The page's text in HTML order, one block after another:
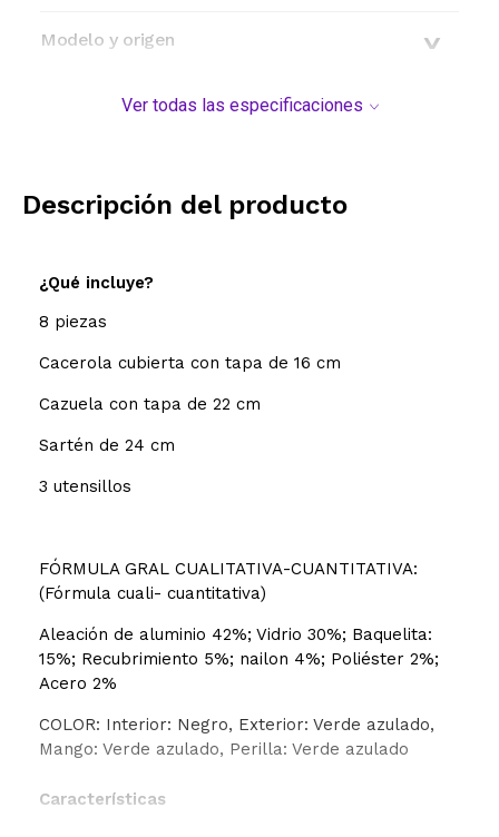
Modelo y origen
Ver todas las especificaciones
Descripción del producto
¿Qué incluye?
8 piezas
Cacerola cubierta con tapa de 16 cm
Cazuela con tapa de 22 cm
Sartén de 24 cm
3 utensillos
FÓRMULA GRAL CUALITATIVA-CUANTITATIVA:
(Fórmula cuali- cuantitativa)
Aleación de aluminio 42%; Vidrio 30%; Baquelita:
15%; Recubrimiento 5%; nailon 4%; Poliéster 2%;
Acero 2%
COLOR: Interior: Negro, Exterior: Verde azulado,
Mango: Verde azulado, Perilla: Verde azulado
Características